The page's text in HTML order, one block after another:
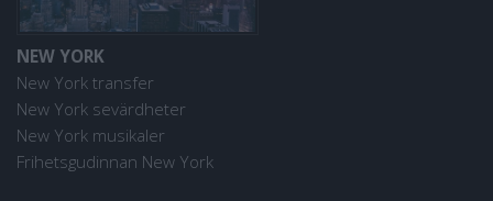
NEW YORK
New York transfer
New York sevärdheter
New York musikaler
Frihetsgudinnan New York